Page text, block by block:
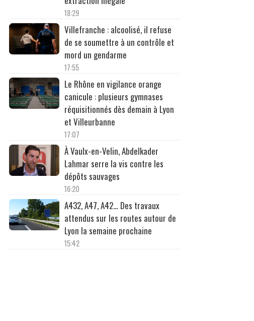
18:29
Villefranche : alcoolisé, il refuse
de se soumettre à un contrôle et
mord un gendarme
17:55
Le Rhône en vigilance orange
canicule : plusieurs gymnases
réquisitionnés dès demain à Lyon
et Villeurbanne
17:07
À Vaulx-en-Velin, Abdelkader
Lahmar serre la vis contre les
dépôts sauvages
16:20
A432, A47, A42… Des travaux
attendus sur les routes autour de
Lyon la semaine prochaine
15:42